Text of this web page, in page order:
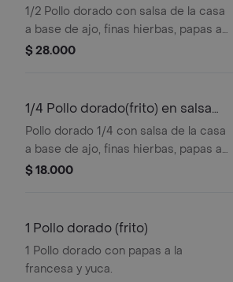
árabe
1/2 Pollo dorado con salsa de la casa
a base de ajo, finas hierbas, papas a
la francesa y yuca.
$ 28.000
1/4 Pollo dorado(frito) en salsa
árabe
Pollo dorado 1/4 con salsa de la casa
a base de ajo, finas hierbas, papas a
la francesa y yuca.
$ 18.000
1 Pollo dorado (frito)
1 Pollo dorado con papas a la
francesa y yuca.